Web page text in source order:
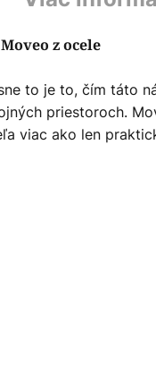
z ocele
to je to, čím táto
priestoroch.
viac ako len
vyzerá ako malé
kilogramov.
zo 100 % ocele.
nečistôt a